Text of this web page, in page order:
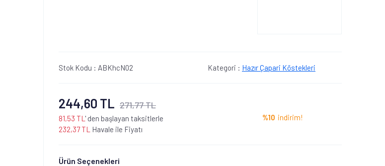
Stok Kodu : ABKhcN02 Kategori : Hazır Çapari Köstekleri
244,60 TL 271,77 TL
81,53 TL ' den başlayan taksitlerle %10 indirim!
232,37 TL
Havale ile Fiyatı
Ürün Seçenekleri